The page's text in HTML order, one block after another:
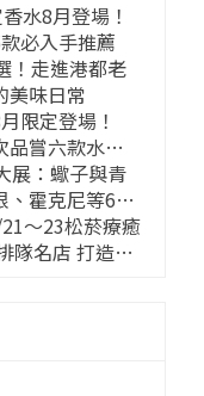
水8月登場！
必入手推薦
！走進港都老
美味日常
限定登場！
品嘗六款水蜜
展：蠍子與青
、霍克尼等66
～23松菸療癒
隊名店 打造靈